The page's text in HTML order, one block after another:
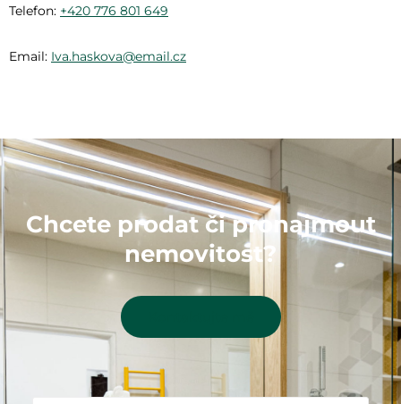
Telefon: +420 776 801 649
Email: Iva.haskova@email.cz
Chcete prodat či pronajmout
nemovitost?